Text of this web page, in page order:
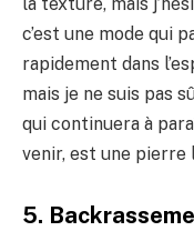
c’est une mode qui
rapidement dans
mais je ne suis pas
qui continuera à
venir, est une pierre
5.